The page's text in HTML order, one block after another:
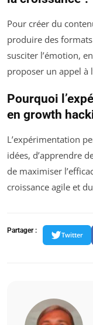
Pour créer du
produire des
susciter l’émotion,
proposer un appel à
Pourquoi
en growth
L’expérimentation
idées, d’apprendre
de maximiser
croissance agile et
Partager :
Twitter